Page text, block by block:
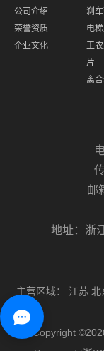
公司介绍
荣誉资质
企业文化
刹
电
工
片
离
邮
地址：浙
主营区域： 江苏 北
Copyright